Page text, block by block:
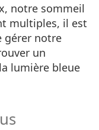
notre sommeil
multiples, il est
gérer notre
un
lumière bleue